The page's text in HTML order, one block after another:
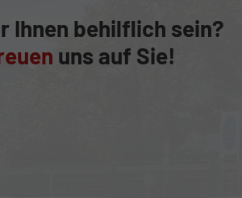
Ihnen behilflich sein?
uns auf Sie!